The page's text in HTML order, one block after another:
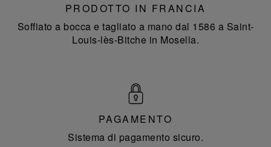
PRODOTTO IN FRANCIA
Soffiato a bocca e tagliato a mano dal 1586 a Saint-
Louis-lès-Bitche in Mosella.
PAGAMENTO
Sistema di pagamento sicuro.